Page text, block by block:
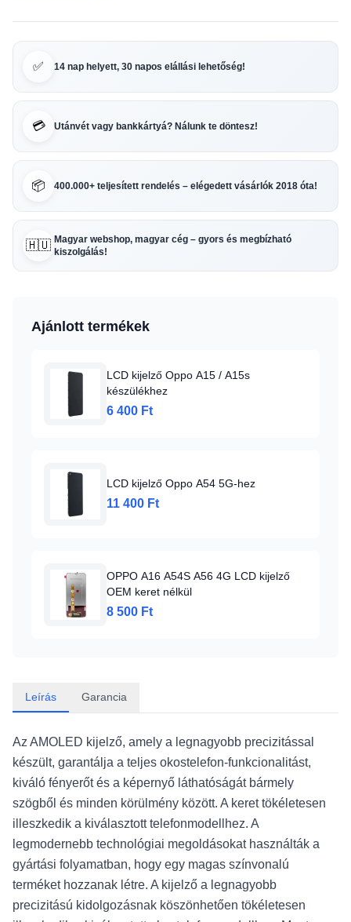
✅ 14 nap helyett, 30 napos elállási lehetőség!
💳 Utánvét vagy bankkártyá? Nálunk te döntesz!
📦 400.000+ teljesített rendelés – elégedett vásárlók 2018 óta!
🇭🇺 Magyar webshop, magyar cég – gyors és megbízható
kiszolgálás!
Ajánlott termékek
LCD kijelző Oppo A15 / A15s
készülékhez
6 400 Ft
LCD kijelző Oppo A54 5G-hez
11 400 Ft
OPPO A16 A54S A56 4G LCD kijelző
OEM keret nélkül
8 500 Ft
Leírás Garancia
Az AMOLED kijelző, amely a legnagyobb precizitással
készült, garantálja a teljes okostelefon-funkcionalitást,
kiváló fényerőt és a képernyő láthatóságát bármely
szögből és minden körülmény között. A keret tökéletesen
illeszkedik a kiválasztott telefonmodellhez. A
legmodernebb technológiai megoldásokat használták a
gyártási folyamatban, hogy egy magas színvonalú
terméket hozzanak létre. A kijelző a legnagyobb
precizitású kidolgozásnak köszönhetően tökéletesen